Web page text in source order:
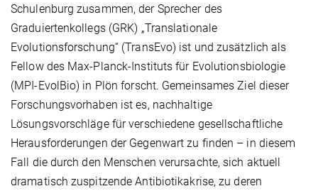
Schulenburg zusammen, der Sprecher des
Graduiertenkollegs (GRK) „Translationale
Evolutionsforschung“ (TransEvo) ist und zusätzlich als
Fellow des Max-Planck-Instituts für Evolutionsbiologie
(MPI-EvolBio) in Plön forscht. Gemeinsames Ziel dieser
Forschungsvorhaben ist es, nachhaltige
Lösungsvorschläge für verschiedene gesellschaftliche
Herausforderungen der Gegenwart zu finden – in diesem
Fall die durch den Menschen verursachte, sich aktuell
dramatisch zuspitzende Antibiotikakrise, zu deren